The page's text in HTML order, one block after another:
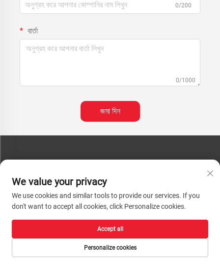
0/200
বার্তা
0/1000
জমা দিন
ফোন:+86-13793890209
টেল: +86-13793890209
কপিরাইট © ২০২৬ শানডং হুয়াচেং হাই-টেক ম্যাটেরিয়াল টেকনোলজি কোং, লিমিটেড। সর্বস্বত্ব সংরক্ষিত। |
গোপনীয়তা নীতি
We value your privacy
We use cookies and similar tools to provide our services. If you
don't want to accept all cookies, click Personalize cookies.
Personalize cookies
Accept all